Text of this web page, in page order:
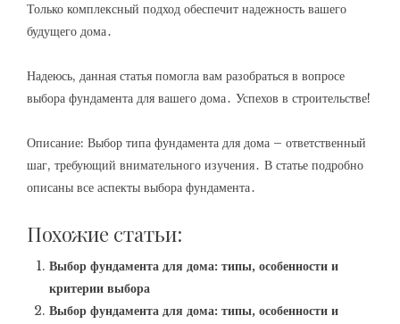
Только комплексный подход обеспечит надежность вашего
будущего дома․
Надеюсь, данная статья помогла вам разобраться в вопросе
выбора фундамента для вашего дома․ Успехов в строительстве!
Описание: Выбор типа фундамента для дома – ответственный
шаг, требующий внимательного изучения․ В статье подробно
описаны все аспекты выбора фундамента․
Похожие статьи:
Выбор фундамента для дома: типы, особенности и
критерии выбора
Выбор фундамента для дома: типы, особенности и